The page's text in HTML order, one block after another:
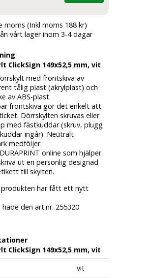
moms (Inkl moms 188 kr)
vårt lager inom 3-4 dagar
ClickSign 149x52,5 mm, vit
med frontskiva av
tålig plast (akrylplast) och
av ABS-plast.
frontskiva gör det enkelt att
Dörrskylten skruvas eller
med fästkuddar (skruv, plugg
ingår). Neutralt
medföljer.
online som hjälper
ut en personlig designad
till skylten.
produkten har fått ett nytt
den art.nr. 255320
ClickSign 149x52,5 mm, vit
vit